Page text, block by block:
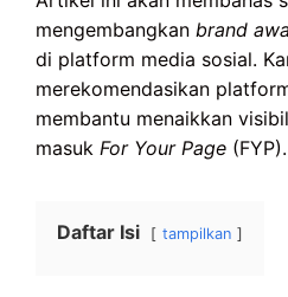
mengembangkan brand
di platform media sosial.
merekomendasikan
membantu menaikkan
masuk For Your Page (FYP).
Daftar Isi tampilkan